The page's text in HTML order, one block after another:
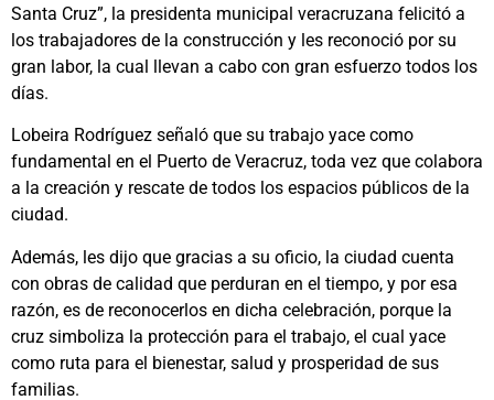
Santa Cruz”, la presidenta municipal veracruzana felicitó a
los trabajadores de la construcción y les reconoció por su
gran labor, la cual llevan a cabo con gran esfuerzo todos los
días.
Lobeira Rodríguez señaló que su trabajo yace como
fundamental en el Puerto de Veracruz, toda vez que colabora
a la creación y rescate de todos los espacios públicos de la
ciudad.
Además, les dijo que gracias a su oficio, la ciudad cuenta
con obras de calidad que perduran en el tiempo, y por esa
razón, es de reconocerlos en dicha celebración, porque la
cruz simboliza la protección para el trabajo, el cual yace
como ruta para el bienestar, salud y prosperidad de sus
familias.